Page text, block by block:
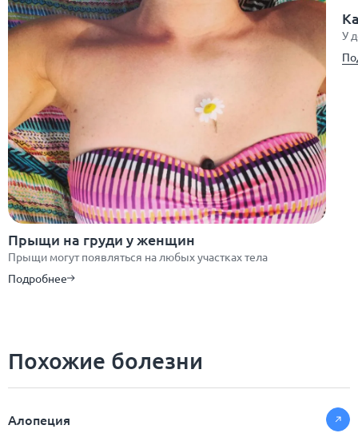
Прыщи на груди у женщин
Прыщи могут появляться на любых участках тела
Подробнее
У
Похожие болезни
Алопеция